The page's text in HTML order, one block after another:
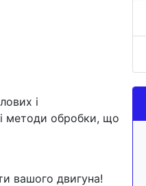
і
методи обробки, що
вашого двигуна!